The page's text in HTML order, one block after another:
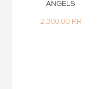
ANGELS
2.300,00 KR